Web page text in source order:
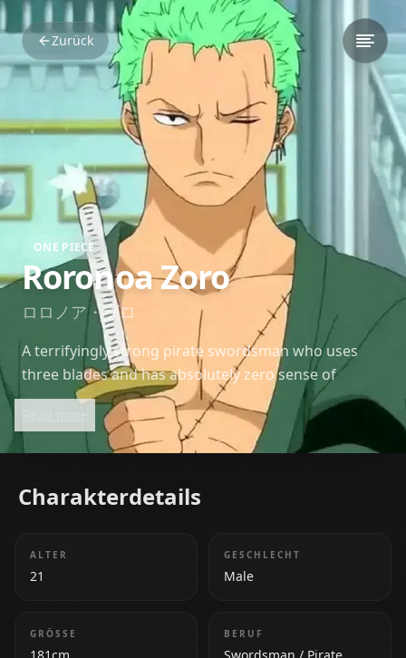
Zurück
ONE PIECE
Roronoa Zoro
ロロノア・ゾロ
A terrifyingly strong pirate swordsman who uses
three blades and has absolutely zero sense of
direction.
Charakterdetails
ALTER
21
GESCHLECHT
Male
GRÖSSE BERUF